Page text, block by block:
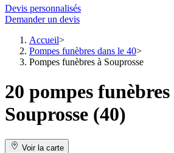
Devis personnalisés
Demander un devis
Accueil
Pompes funèbres dans le 40
Pompes funèbres à Souprosse
20 pompes funèbres
Souprosse (40)
Voir la carte